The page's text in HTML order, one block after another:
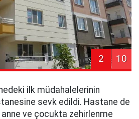
2 10
ilk müdahalelerinin
sevk edildi. Hastane de
anne ve çocukta zehirlenme